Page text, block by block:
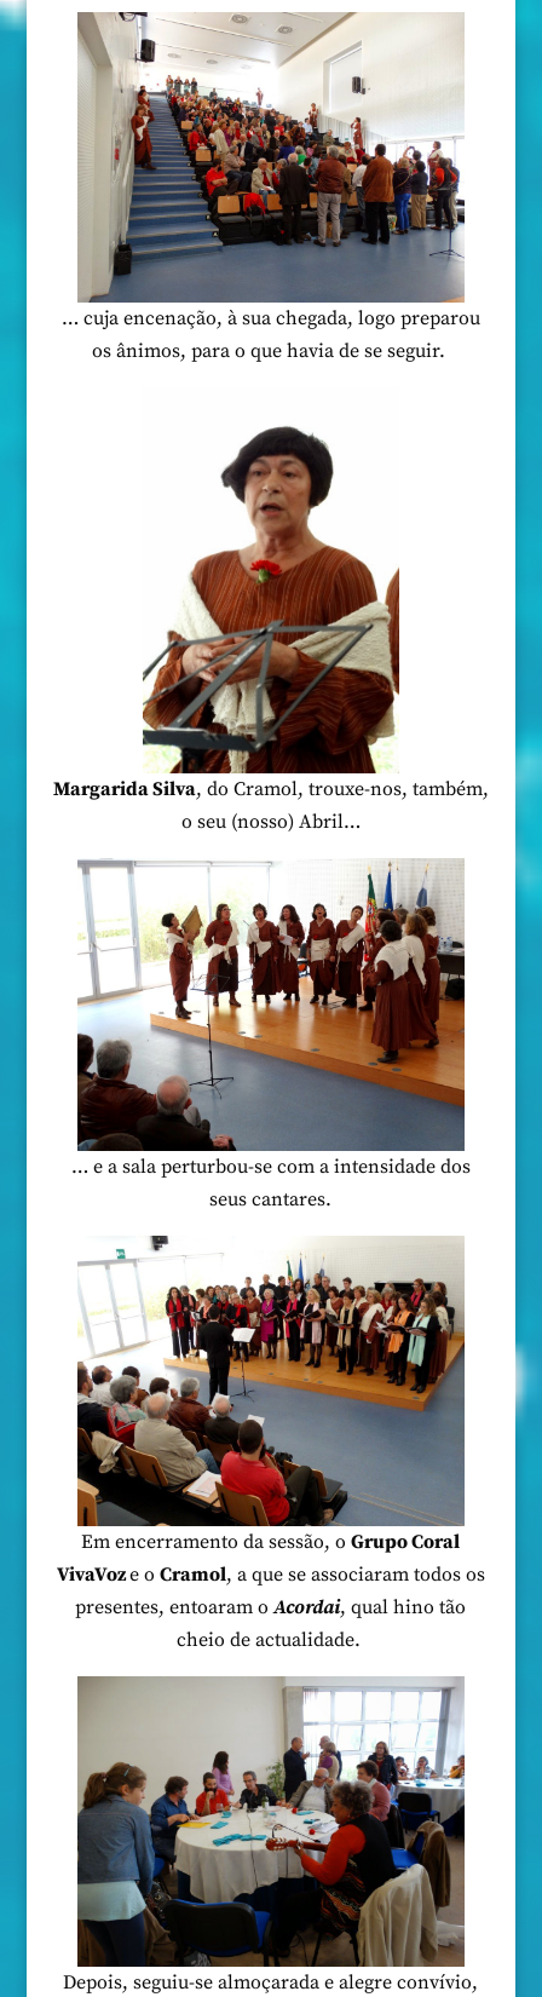
… cuja encenação, à sua chegada, logo preparou
os ânimos, para o que havia de se seguir.
Margarida Silva, do Cramol, trouxe-nos, também,
o seu (nosso) Abril…
… e a sala perturbou-se com a intensidade dos
seus cantares.
Em encerramento da sessão, oGrupo Coral
VivaVoze o Cramol, a que se associaram todos os
presentes, entoaram oAcordai, qual hino tão
cheio de actualidade.
Depois, seguiu-se almoçarada e alegre convívio,